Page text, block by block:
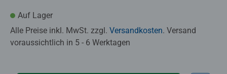
Auf Lager
Alle Preise inkl. MwSt. zzgl. Versandkosten. Versand
voraussichtlich in 5 - 6 Werktagen